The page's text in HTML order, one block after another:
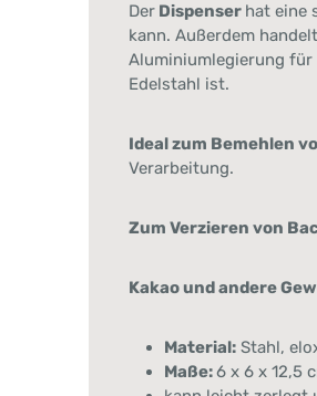
Der Dispenser hat eine
kann. Außerdem
Aluminiumlegierung für
Edelstahl ist.
Ideal zum Bemehlen
Verarbeitung.
Zum Verzieren von
Kakao und andere
Material: Stahl,
Maße:6 x 6 x 12,5